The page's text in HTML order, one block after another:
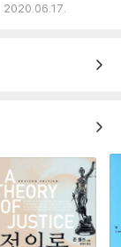
2020.06.17.